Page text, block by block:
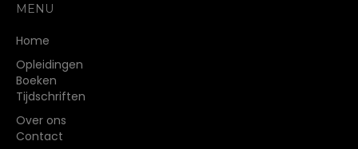
MENU
Home
Opleidingen
Boeken
Tijdschriften
Over ons
Contact